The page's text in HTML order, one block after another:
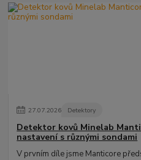
27.07.2026 Detektory
Detektor kovů Minelab
nastavení s různými sondami
V prvním díle jsme Manticore